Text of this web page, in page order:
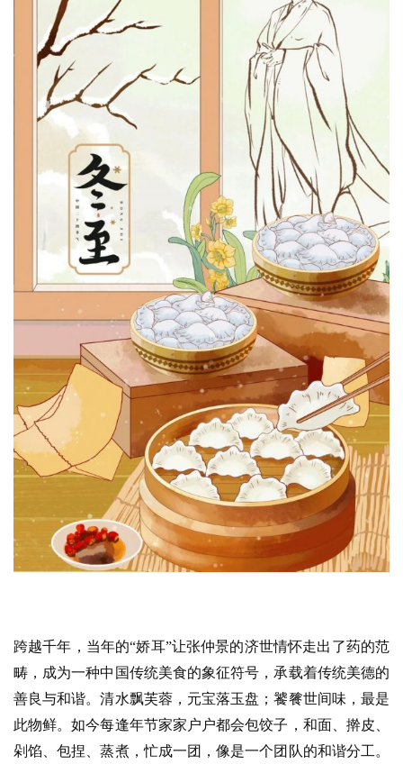
跨越千年，当年的“娇耳”让张仲景的济世情怀走出了药的范
畴，成为一种中国传统美食的象征符号，承载着传统美德的
善良与和谐。清水飘芙蓉，元宝落玉盘；饕餮世间味，最是
此物鲜。如今每逢年节家家户户都会包饺子，和面、擀皮、
剁馅、包捏、蒸煮，忙成一团，像是一个团队的和谐分工。